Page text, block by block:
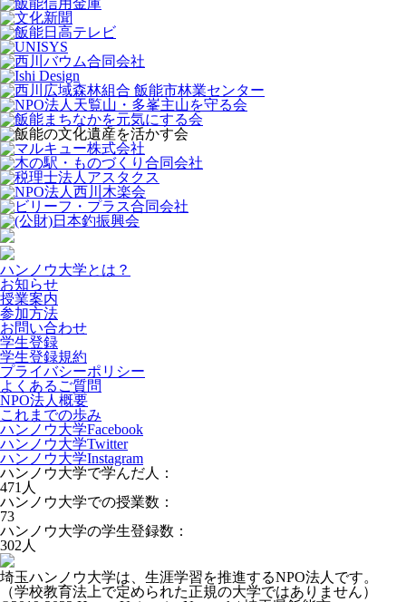
ハンノウ大学とは？
お知らせ
授業案内
参加方法
お問い合わせ
学生登録
学生登録規約
プライバシーポリシー
よくあるご質問
NPO法人概要
これまでの歩み
ハンノウ大学Facebook
ハンノウ大学Twitter
ハンノウ大学Instagram
ハンノウ大学で学んだ人：
471 人
ハンノウ大学での授業数：
73
ハンノウ大学の学生登録数：
302 人
埼玉ハンノウ大学は、生涯学習を推進するNPO法人です。
（学校教育法上で定められた正規の大学ではありません）